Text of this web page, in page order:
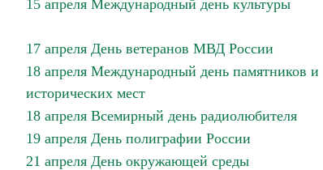
15 апреля Международный день культуры
17 апреля День ветеранов МВД России
18 апреля Международный день памятников и
исторических мест
18 апреля Всемирный день радиолюбителя
19 апреля День полиграфии России
21 апреля День окружающей среды